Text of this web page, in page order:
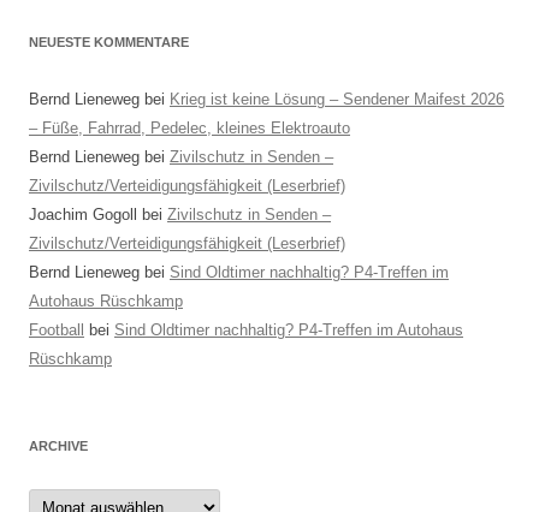
NEUESTE KOMMENTARE
Bernd Lieneweg bei Krieg ist keine Lösung – Sendener Maifest 2026
– Füße, Fahrrad, Pedelec, kleines Elektroauto
Bernd Lieneweg bei Zivilschutz in Senden –
Zivilschutz/Verteidigungsfähigkeit (Leserbrief)
Joachim Gogoll
bei Zivilschutz in Senden –
Zivilschutz/Verteidigungsfähigkeit (Leserbrief)
Bernd Lieneweg bei Sind Oldtimer nachhaltig? P4-Treffen im
Autohaus Rüschkamp
Football
bei Sind Oldtimer nachhaltig? P4-Treffen im Autohaus
Rüschkamp
ARCHIVE
Archive